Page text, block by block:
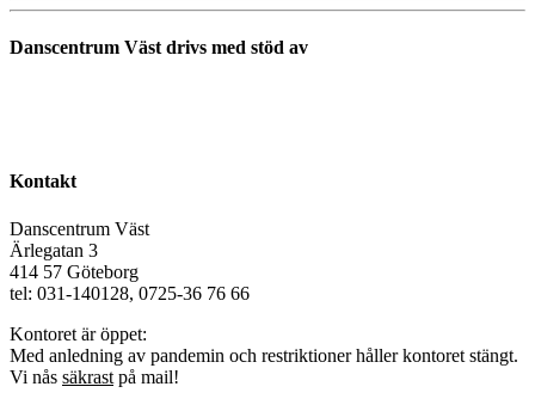
Danscentrum Väst drivs med stöd av
Kontakt
Danscentrum Väst
Ärlegatan 3
414 57 Göteborg
tel: 031-140128, 0725-36 76 66
Kontoret är öppet:
Med anledning av pandemin och restriktioner håller kontoret stängt.
Vi nås säkrast på mail!